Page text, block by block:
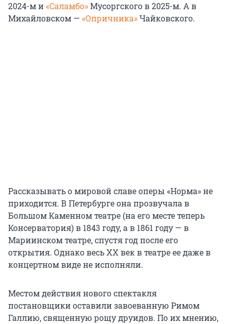
2024-м и«Саламбо»Мусоргского в 2025-м. А в
Михайловском — «Опричника»Чайковского.
Рассказывать о мировой славе оперы «Норма» не
приходится. В Петербурге она прозвучала в
Большом Каменном театре (на его месте теперь
Консерватория) в 1843 году, а в 1861 году — в
Мариинском театре, спустя год после его
открытия. Однако весь ХХ век в театре ее даже в
концертном виде не исполняли.
Местом действия нового спектакля
постановщики оставили завоеванную Римом
Галлию, священную рощу друидов. По их мнению,